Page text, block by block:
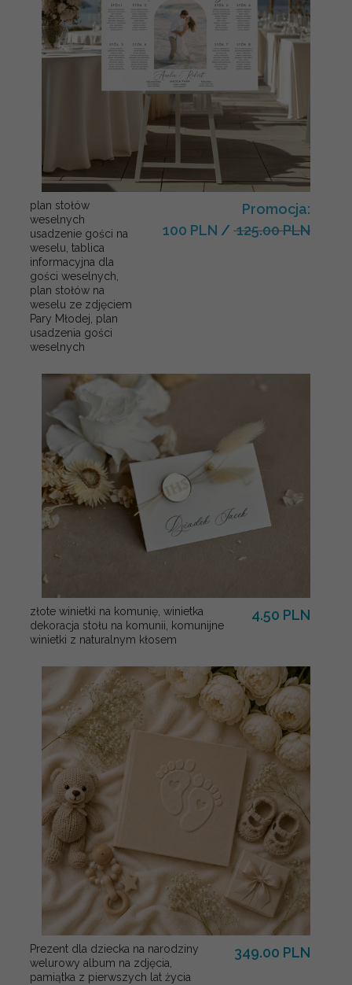
plan stołów
weselnych
usadzenie gości na
weselu, tablica
informacyjna dla
gości weselnych,
plan stołów na
weselu ze zdjęciem
Pary Młodej, plan
usadzenia gości
weselnych
Promocja:
100 PLN / 125.00 PLN
złote winietki na komunię, winietka
dekoracja stołu na komunii, komunijne
winietki z naturalnym kłosem
4.50 PLN
Prezent dla dziecka na narodziny
welurowy album na zdjęcia,
pamiątka z pierwszych lat życia
349.00 PLN